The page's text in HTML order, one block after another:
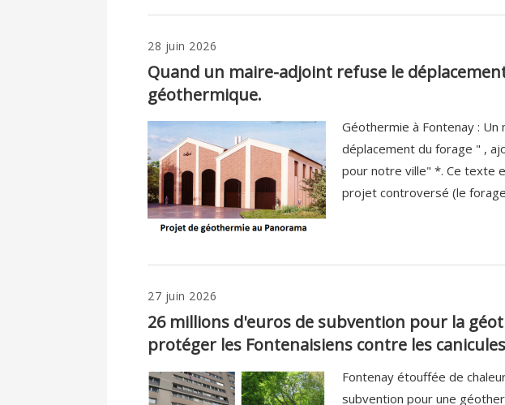
28 juin 2026
Quand un maire-adjoint refuse le
géothermique.
Géothermie à Fontenay :
déplacement du forage " ,
pour notre ville" *. Ce texte
projet controversé (le forage
27 juin 2026
26 millions d'euros de subvention pour la
protéger les Fontenaisiens contre les
Fontenay étouffée de
subvention pour une